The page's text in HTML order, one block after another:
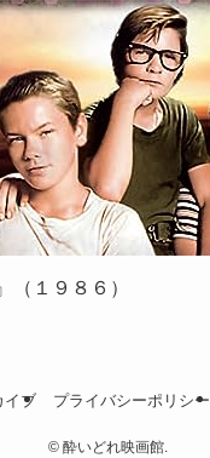
（１９８６）
イブ プライバシーポリシー
©酔いどれ映画館.